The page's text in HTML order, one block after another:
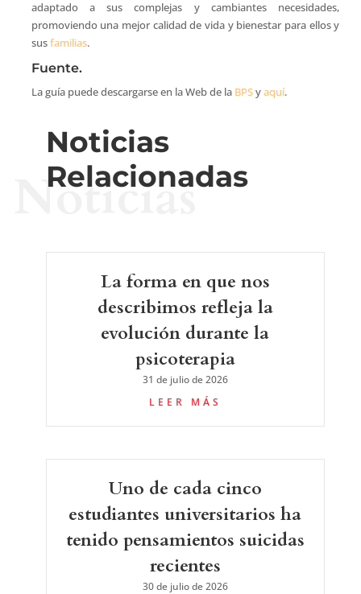
adaptado a sus complejas y cambiantes necesidades,
promoviendo una mejor calidad de vida y bienestar para ellos y
susfamilias.
Fuente.
La guía puede descargarse en la Web de la BPSyaquí.
Noticias
Relacionadas
Noticias
La forma en que nos
describimos refleja la
evolución durante la
psicoterapia
31 de julio de 2026
LEER MÁS
Uno de cada cinco
estudiantes universitarios ha
tenido pensamientos suicidas
recientes
30 de julio de 2026